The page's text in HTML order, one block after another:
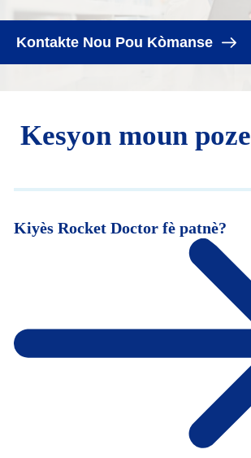
Kontakte Nou Pou Kòmanse
Kesyon moun
Kiyès Rocket Doctor fè patnè?